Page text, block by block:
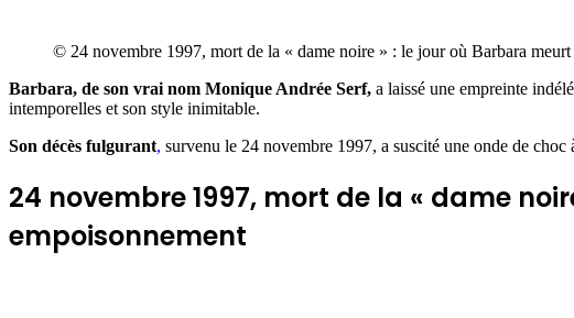
© 24 novembre 1997, mort de la « dame noire » : le jour où Barbara
Barbara, de son vrai nom Monique Andrée Serf, a laissé une empreinte
intemporelles et son style inimitable.
Son décès fulgurant, survenu le 24 novembre 1997, a suscité une onde de
24 novembre 1997, mort de la « dame
empoisonnement